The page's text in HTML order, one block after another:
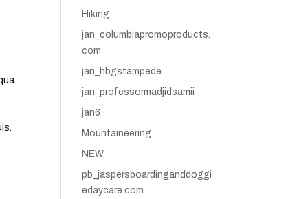
Hiking
jan_columbiapromoproducts.
com
jan_hbgstampede
jan_professormadjidsamii
jan6
Mountaineering
NEW
pb_jaspersboardinganddoggi
edaycare.com